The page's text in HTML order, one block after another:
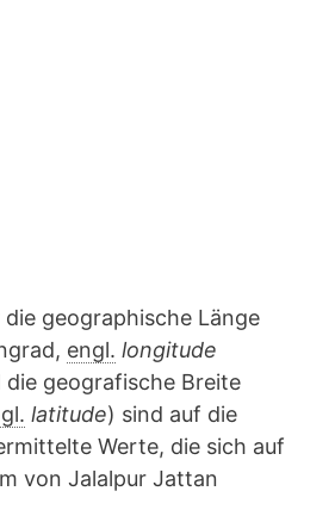
geographische Länge
engl. longitude
geografische Breite
latitude) sind auf die
Werte, die sich auf
von Jalalpur Jattan